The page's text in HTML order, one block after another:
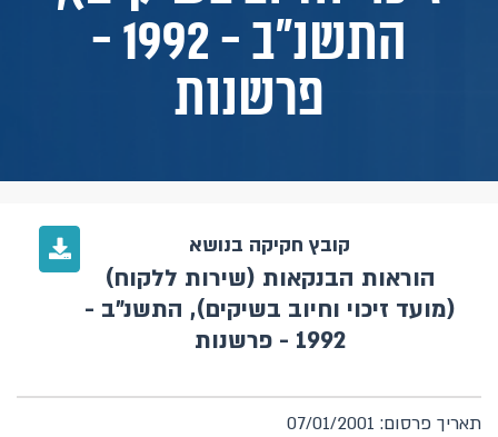
התשנ"ב - 1992 -
פרשנות
קובץ חקיקה בנושא
הוראות הבנקאות (שירות ללקוח)
(מועד זיכוי וחיוב בשיקים), התשנ"ב -
1992 - פרשנות
תאריך פרסום: 07/01/2001